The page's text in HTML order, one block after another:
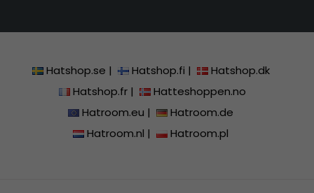
Hatshop.se | Hatshop.fi |
Hatshop.dk
Hatshop.fr|
Hatteshoppen.no
Hatroom.eu |
Hatroom.de
Hatroom.nl | Hatroom.pl